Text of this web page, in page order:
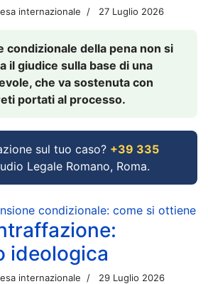
internazionale 27 Luglio 2026
condizionale della pena non si
il giudice sulla base di una
che va sostenuta con
portati al processo.
sul tuo caso? +39 335
Legale Romano, Roma.
condizionale: come si ottiene
ideologica
internazionale 29 Luglio 2026